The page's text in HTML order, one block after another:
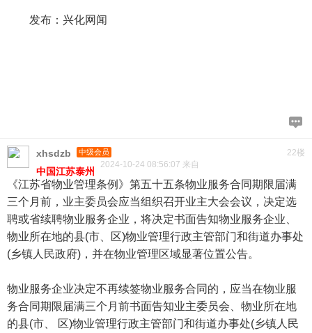
发布：兴化网闻
22楼
xhsdzb 中级会员
2024-10-24 08:56:07 来自
中国江苏泰州
《江苏省物业管理条例》第五十五条物业服务合同期限届满
三个月前，业主委员会应当组织召开业主大会会议，决定选
聘或省续聘物业服务企业，将决定书面告知物业服务企业、
物业所在地的县(市、区)物业管理行政主管部门和街道办事处
(乡镇人民政府)，并在物业管理区域显著位置公告。
物业服务企业决定不再续签物业服务合同的，应当在物业服
务合同期限届满三个月前书面告知业主委员会、物业所在地
的县(市、 区)物业管理行政主管部门和街道办事处(乡镇人民